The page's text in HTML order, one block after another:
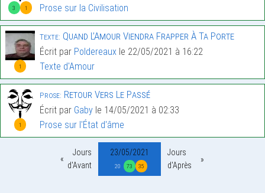
3 1
Prose sur la Civilisation
1
Texte: Quand L’Amour Viendra Frapper À Ta Porte
Écrit par Poldereaux le 22/05/2021 à 16:22
Texte d'Amour
1
Prose: Retour Vers Le Passé
Écrit par Gaby le 14/05/2021 à 02:33
Prose sur l'État d'âme
Jours
d'Avant
23/05/2021
20 73 35
Jours
d'Après